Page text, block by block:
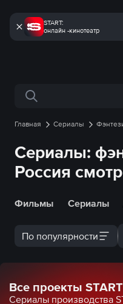
START:
онлайн -кинотеатр
Поиск по сайту
Главная Сериалы
Сериалы:
Россия
Фильмы Сериалы
По популярности
Все проекты
Сериалы производства